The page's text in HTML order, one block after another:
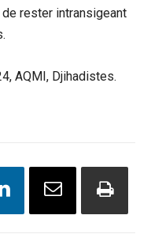
rester intransigeant
AQMI, Djihadistes.